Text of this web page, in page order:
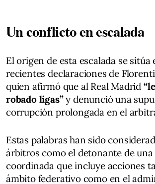
Un conflicto en escalada
El origen de esta escalada se sitúa
recientes declaraciones de
quien afirmó que al Real Madrid
robado ligas”y denunció una
corrupción prolongada en el
Estas palabras han sido
árbitros como el detonante de una
coordinada que incluye acciones
ámbito federativo como en el